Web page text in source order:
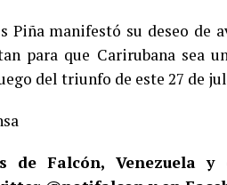
Piña manifestó su deseo de
para que Carirubana sea
del triunfo de este 27 de
de Falcón, Venezuela